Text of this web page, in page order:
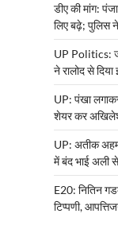
डीए की मांग:
लिए बढ़े; पुलिस
UP Politics:
ने रालोद से
UP: पंखा
शेयर कर
UP: अतीक
में बंद भाई अली
E20: नितिन
टिप्पणी,